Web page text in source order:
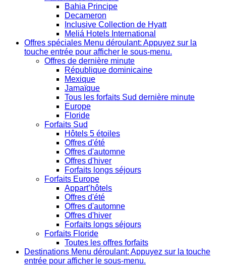
Bahia Principe
Decameron
Inclusive Collection de Hyatt
Meliá Hotels International
Offres spéciales Menu déroulant: Appuyez sur la
touche entrée pour afficher le sous-menu.
Offres de dernière minute
République dominicaine
Mexique
Jamaïque
Tous les forfaits Sud dernière minute
Europe
Floride
Forfaits Sud
Hôtels 5 étoiles
Offres d'été
Offres d'automne
Offres d'hiver
Forfaits longs séjours
Forfaits Europe
Appart’hôtels
Offres d'été
Offres d'automne
Offres d'hiver
Forfaits longs séjours
Forfaits Floride
Toutes les offres forfaits
Destinations Menu déroulant: Appuyez sur la touche
entrée pour afficher le sous-menu.